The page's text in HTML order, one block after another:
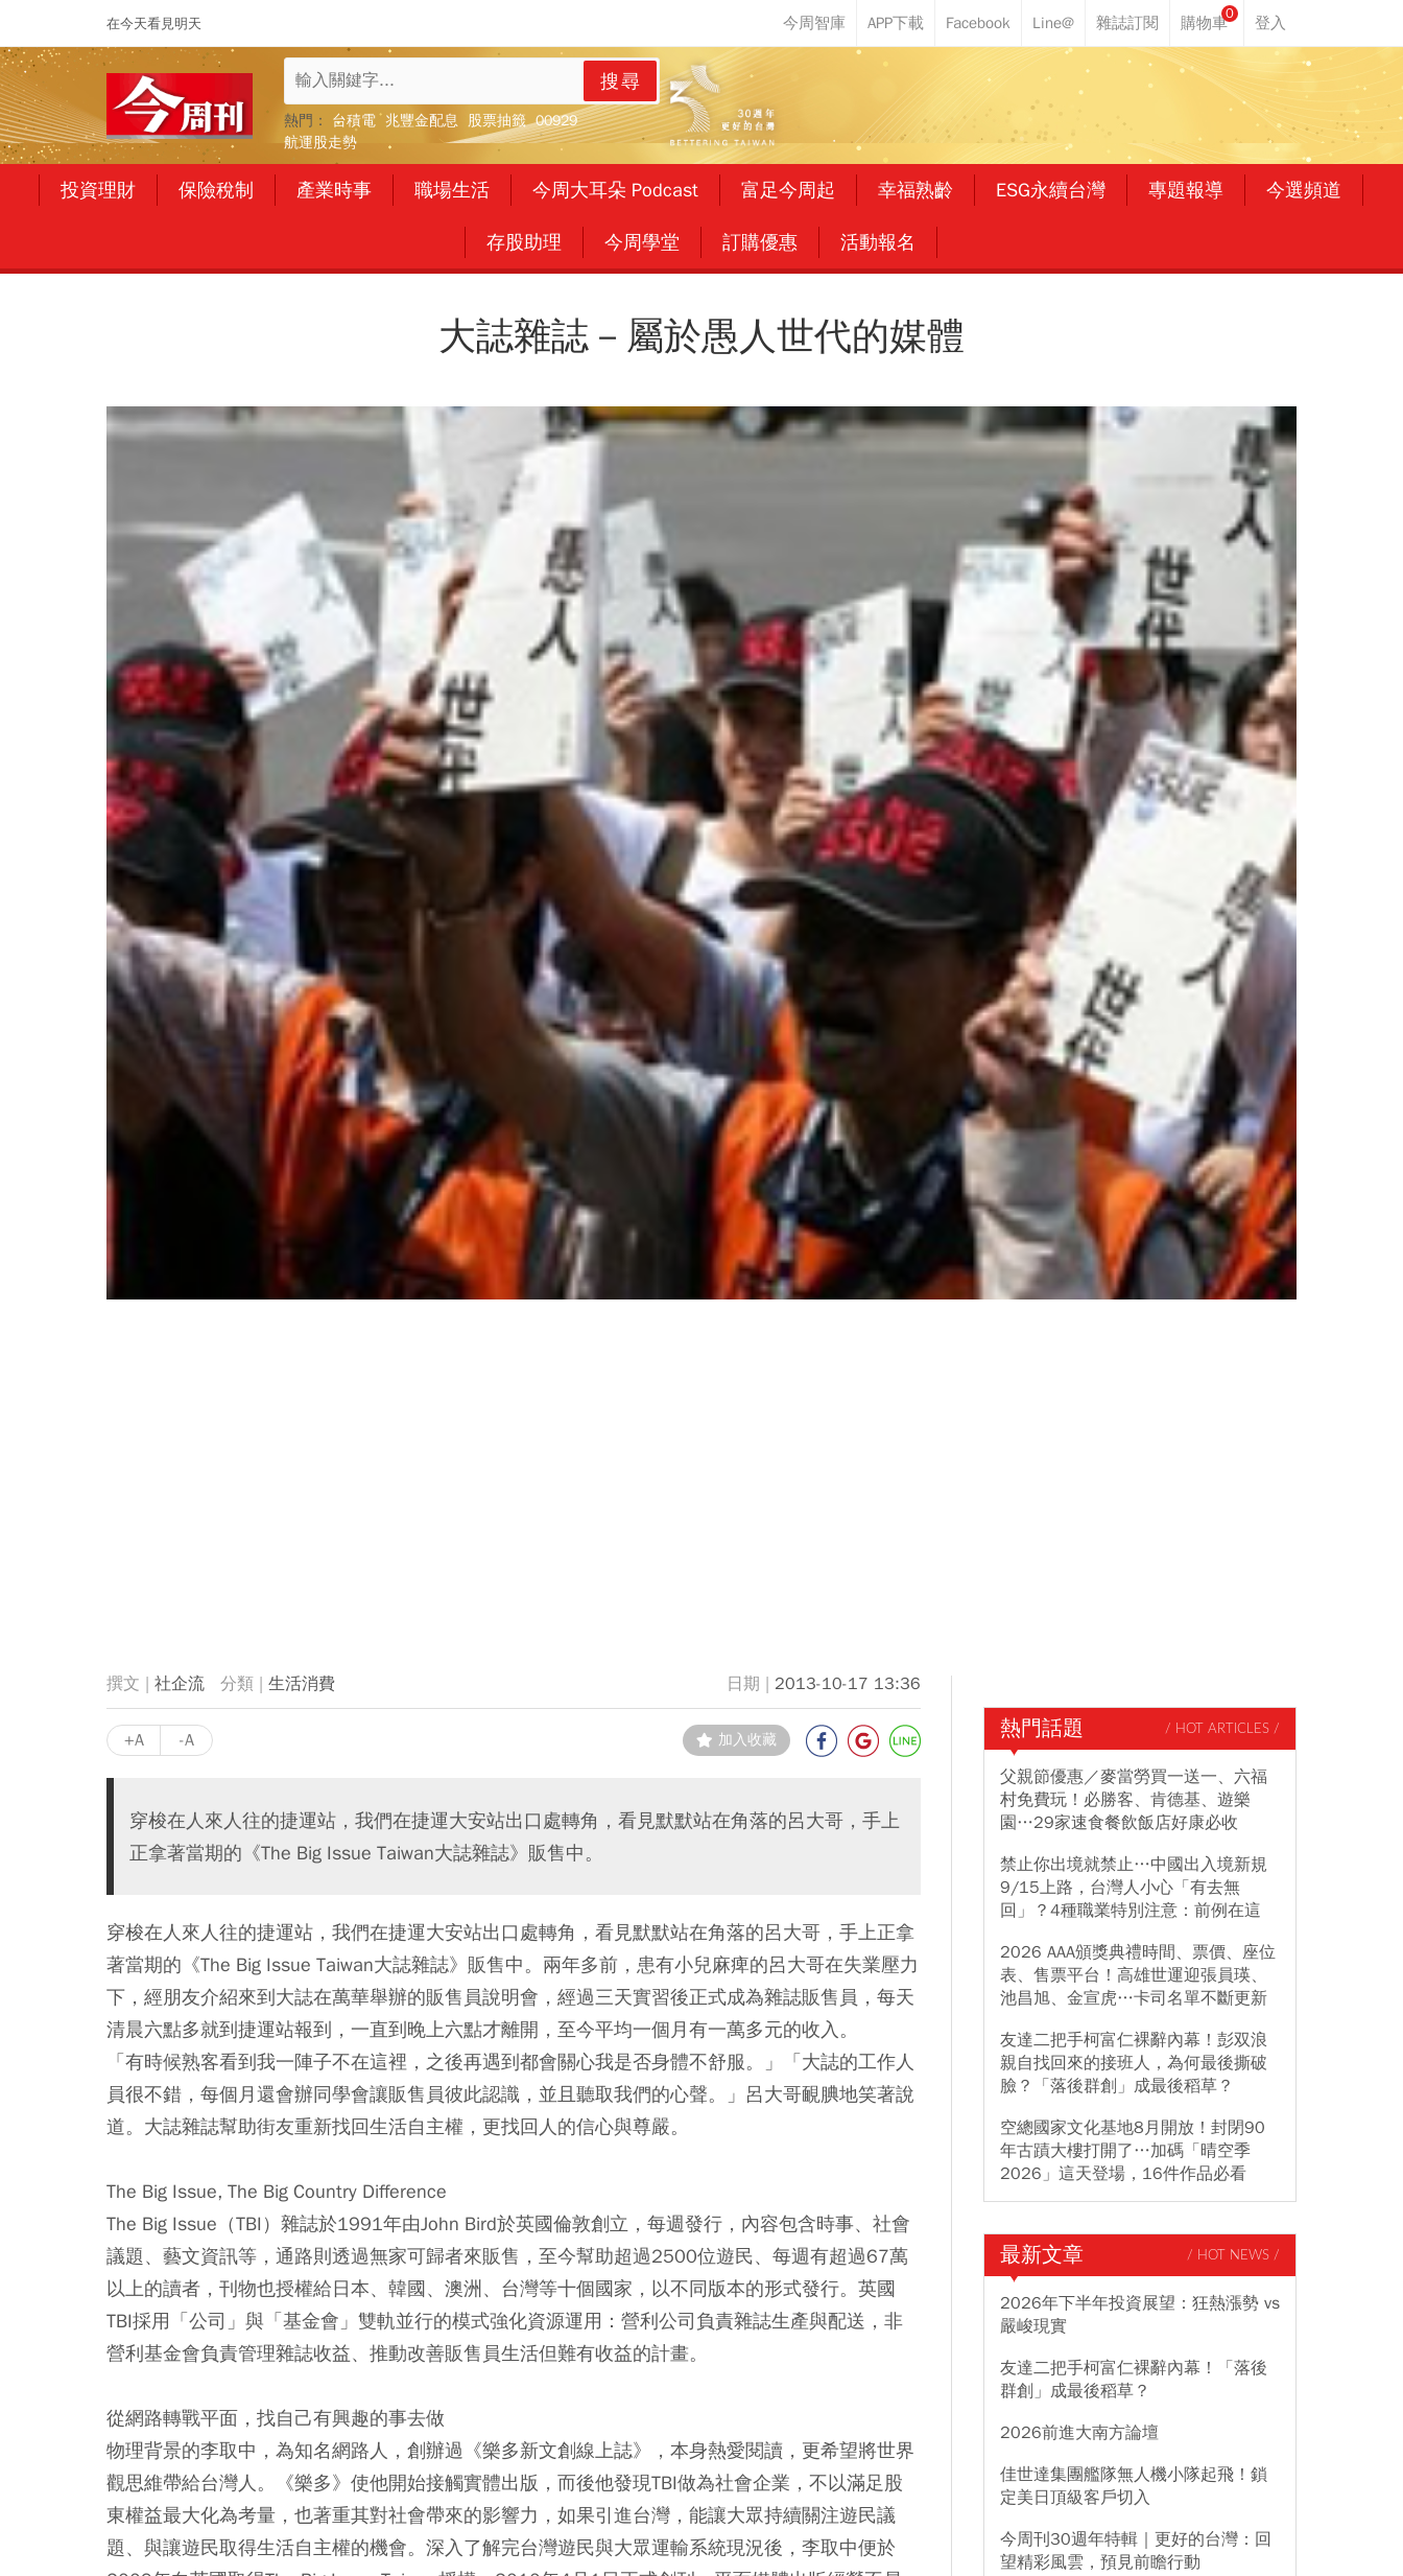
在今天看見明天
0
搜尋
熱門： 台積電 兆豐金配息 股票抽籤 00929
航運股走勢
投資理財 保險稅制 產業時事 職場生活 今周大耳朵 Podcast 富足今周起 幸福熟齡 ESG永續台灣 專題報導 今選頻道
存股助理 今周學堂 訂購優惠 活動報名
大誌雜誌－屬於愚人世代的媒體
社企流 生活消費 2013-10-17 13:36
+A -A 加入收藏
穿梭在人來人往的捷運站，我們在捷運大安站出口處轉角，看見默默站在角落的呂大哥，手上
正拿著當期的《The Big Issue Taiwan大誌雜誌》販售中。
穿梭在人來人往的捷運站，我們在捷運大安站出口處轉角，看見默默站在角落的呂大哥，手上正拿
著當期的《The Big Issue Taiwan大誌雜誌》販售中。兩年多前，患有小兒麻痺的呂大哥在失業壓力
下，經朋友介紹來到大誌在萬華舉辦的販售員說明會，經過三天實習後正式成為雜誌販售員，每天
清晨六點多就到捷運站報到，一直到晚上六點才離開，至今平均一個月有一萬多元的收入。
「有時候熟客看到我一陣子不在這裡，之後再遇到都會關心我是否身體不舒服。」「大誌的工作人
員很不錯，每個月還會辦同學會讓販售員彼此認識，並且聽取我們的心聲。」呂大哥靦腆地笑著說
道。大誌雜誌幫助街友重新找回生活自主權，更找回人的信心與尊嚴。
The Big Issue, The Big Country Difference
The Big Issue（TBI）雜誌於1991年由John Bird於英國倫敦創立，每週發行，內容包含時事、社會
議題、藝文資訊等，通路則透過無家可歸者來販售，至今幫助超過2500位遊民、每週有超過67萬
以上的讀者，刊物也授權給日本、韓國、澳洲、台灣等十個國家，以不同版本的形式發行。英國
TBI採用「公司」與「基金會」雙軌並行的模式強化資源運用：營利公司負責雜誌生產與配送，非
營利基金會負責管理雜誌收益、推動改善販售員生活但難有收益的計畫。
從網路轉戰平面，找自己有興趣的事去做
物理背景的李取中，為知名網路人，創辦過《樂多新文創線上誌》，本身熱愛閱讀，更希望將世界
觀思維帶給台灣人。《樂多》使他開始接觸實體出版，而後他發現TBI做為社會企業，不以滿足股
東權益最大化為考量，也著重其對社會帶來的影響力，如果引進台灣，能讓大眾持續關注遊民議
題、與讓遊民取得生活自主權的機會。深入了解完台灣遊民與大眾運輸系統現況後，李取中便於
熱門話題 / HOT ARTICLES /
父親節優惠／麥當勞買一送一、六福
村免費玩！必勝客、肯德基、遊樂
園…29家速食餐飲飯店好康必收
禁止你出境就禁止…中國出入境新規
9/15上路，台灣人小心「有去無
回」？4種職業特別注意：前例在這
2026 AAA頒獎典禮時間、票價、座位
表、售票平台！高雄世運迎張員瑛、
池昌旭、金宣虎…卡司名單不斷更新
友達二把手柯富仁裸辭內幕！彭双浪
親自找回來的接班人，為何最後撕破
臉？「落後群創」成最後稻草？
空總國家文化基地8月開放！封閉90
年古蹟大樓打開了…加碼「晴空季
2026」這天登場，16件作品必看
最新文章 / HOT NEWS /
2026年下半年投資展望：狂熱漲勢 vs
嚴峻現實
友達二把手柯富仁裸辭內幕！「落後
群創」成最後稻草？
2026前進大南方論壇
佳世達集團艦隊無人機小隊起飛！鎖
定美日頂級客戶切入
今周刊30週年特輯｜更好的台灣：回
望精彩風雲，預見前瞻行動